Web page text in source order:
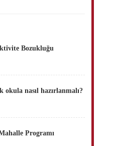
Bozukluğu
nasıl hazırlanmalı?
Programı